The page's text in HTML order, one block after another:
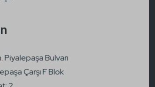
Piyalepaşa Bulvarı
Çarşı F Blok